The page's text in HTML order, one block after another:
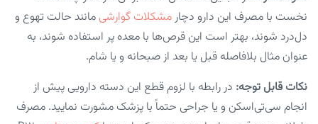
نخست با مصرف این دارو دچار مشکلات گوارشی مانند حالت تهوع و
دل‌درد شوند، بهتر است این قرص‌ها با معده پر استفاده شوند، به
عنوان مثال بلافاصله قبل یا بعد از صبحانه و یا شام.
نکات قابل توجه: در رابطه با لزوم قطع این دسته دارویی پیش از
انجام سی‌تی‌اسکن و یا جراحی حتماً با پزشک مشورت نمایید. مصرف